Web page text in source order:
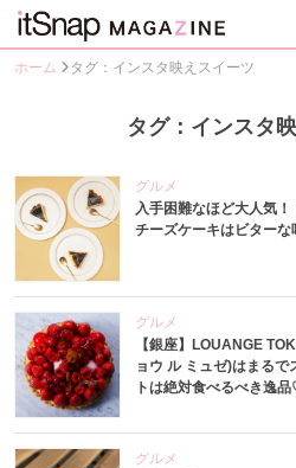
ホーム タグ：インスタ映えスイーツ
タグ：インスタ
グルメ
入手困難なほど大人気
チーズケーキはビター
グルメ
【銀座】LOUANGE
ョウ ル ミュゼ)はまる
トは絶対食べるべき逸
グルメ